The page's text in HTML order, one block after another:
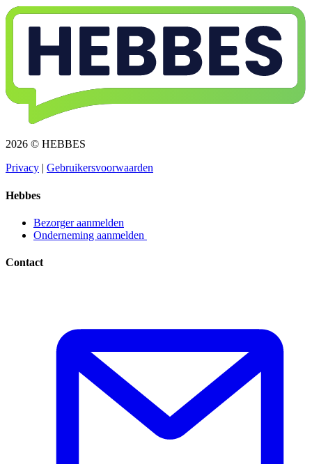
2026 © HEBBES
Privacy​​​​‌ ‍ ​‍​‍‌‍ ‌ ​‍‌‍‍‌‌‍‌ ‌‍‍‌‌‍ ‍​‍​‍​ ‍‍​‍​‍‌ ​ ‌‍​‌‌‍ ‍‌‍‍‌‌ ‌​‌ ‍‌​‍ ‍‌‍‍‌‌‍ ​‍​‍​‍ ​​‍​‍‌‍‍​‌ ​‍‌‍‌‌‌‍‌‍​‍​‍​ ‍‍​‍​‍‌‍‍​‌ ‌​‌ ‌​‌ ​​​ ‍‍​‍ ​‍ ‌‍ ​‌‍ ‌‍​ ‌‍​‌‌‍ ​‌‍‍​‌‍ ‌ ​ ‌ ‌​​ ‍‍​ ​ ​ ​ ​ ​ ​ ​ ​‍ ‌‍‍‌‌‍ ‍‌ ‌​‌‍‌‌‌‍ ‍‌ ‌​​‍ ‌‍‌‌‌‍‌​‌‍‍‌‌ ‌​​‍ ‌‍ ‌‌‍ ‌‍‌​‌‍‌‌​ ‌‌ ​​‌ ​‍‌‍‌‌‌ ​ ‌‍‌‌‌‍ ‍‌ ‌​‌‍​‌‌ ‌​‌‍‍‌‌‍ ‌‍ ‍​ ‍ ‌‍‍‌‌‍‌​​ ‌‌‍‌ ‌‍ ​‌‍ ‌‍​‍‌‍​‌‌‍ ​​ ‍ ‌ ‌​‌ ‍‌‌ ​​‌‍‌‌​ ‌‌‍‌ ‌‍ ​‌‍ ‌‍​‍‌‍​‌‌‍ ​​ ‍ ‌ ​​‌‍​‌‌ ‌​‌‍‍​​ ‌‌‍‌‍‌‍ ‌‍ ‌ ‌​‌‍‌‌‌ ​‍​‍ ‍‌‍ ​‌‍‌‌‌‍‌ ‌‍​‌‌‍ ​​‍‌‌​ ‌‌‌​​‍‌‌ ‌‍‍ ‌‍‌‌‌ ‍‌​‍‌‌​ ​ ‌​‌​​‍‌‌​ ​ ‌​‌​​‍‌‌​ ​‍​ ​‍​ ​‌​ ‍​‌‍‌‌​ ‌‍‌‍‌​‌‍‌‌‌‍‌‌​ ‌‍​ ​ ​ ‍‌​ ‌‌​ ‌​​‍‌‌​ ​‍​ ​‍​‍‌‌​ ‌‌‌​‌​​‍ ‍‌‍ ​‌‍​‌‌‍​‍‌‍‌‌‌‍ ​​ ‌‍​‍‌‍​‌‌ ​ ‌‍‌‌‌‌‌‌‌ ​‍‌‍ ​​ ‌‌‍‍​‌ ‌​‌ ‌​‌ ​​​‍‌‌​ ​ ‌​​‌​‍‌‌​ ​‍‌​‌‍​‍‌‌​ ​‍‌​‌‍‌‍ ​‌‍ ‌‍​ ‌‍​‌‌‍ ​‌‍‍​‌‍ ‌ ​ ‌ ‌​​‍‌‌​ ​ ‌​​‌​ ​ ​ ​ ​ ​ ​ ​ ​‍‌‍‌‍‍‌‌‍‌​​ ‌‌‍‌ ‌‍ ​‌‍ ‌‍​‍‌‍​‌‌‍ ​​‍‌‍‌ ‌​‌ ‍‌‌ ​​‌‍‌‌​ ‌‌‍‌ ‌‍ ​‌‍ ‌‍​‍‌‍​‌‌‍ ​​‍‌‍‌ ​​‌‍​‌‌ ‌​‌‍‍​​ ‌‌‍‌‍‌‍ ‌‍ ‌ ‌​‌‍‌‌‌ ​‍​‍ ‍‌‍ ​‌‍‌‌‌‍‌ ‌‍​‌‌‍ ​​‍‌‌​ ‌‌‌​​‍‌‌ ‌‍‍ ‌‍‌‌‌ ‍‌​‍‌‌​ ​ ‌​‌​​‍‌‌​ ​ ‌​‌​​‍‌‌​ ​‍​ ​‍​ ​‌​ ‍​‌‍‌‌​ ‌‍‌‍‌​‌‍‌‌‌‍‌‌​ ‌‍​ ​ ​ ‍‌​ ‌‌​ ‌​​‍‌‌​ ​‍​ ​‍​‍‌‌​ ‌‌‌​‌​​‍ ‍‌‍ ​‌‍​‌‌‍​‍‌‍‌‌‌‍ ​​‍‌‍‌ ​​‌‍‌‌‌ ​‍‌ ​ ‌ ​​‌‍‌‌‌‍​ ‌ ‌​‌‍‍‌‌ ‌‍‌‍‌‌​ ‌‌ ​​‌ ‌‌‌‍​‍‌‍ ​‌‍‍‌‌ ​ ‌‍‍​‌‍‌‌‌‍‌​​‍​‍‌ ‌ | Gebruikersvoorwaarden​​​​‌ ‍ ​‍​‍‌‍ ‌ ​‍‌‍‍‌‌‍‌ ‌‍‍‌‌‍ ‍​‍​‍​ ‍‍​‍​‍‌ ​ ‌‍​‌‌‍ ‍‌‍‍‌‌ ‌​‌ ‍‌​‍ ‍‌‍‍‌‌‍ ​‍​‍​‍ ​​‍​‍‌‍‍​‌ ​‍‌‍‌‌‌‍‌‍​‍​‍​ ‍‍​‍​‍‌‍‍​‌ ‌​‌ ‌​‌ ​​​ ‍‍​‍ ​‍ ‌‍ ​‌‍ ‌‍​ ‌‍​‌‌‍ ​‌‍‍​‌‍ ‌ ​ ‌ ‌​​ ‍‍​ ​ ​ ​ ​ ​ ​ ​ ​‍ ‌‍‍‌‌‍ ‍‌ ‌​‌‍‌‌‌‍ ‍‌ ‌​​‍ ‌‍‌‌‌‍‌​‌‍‍‌‌ ‌​​‍ ‌‍ ‌‌‍ ‌‍‌​‌‍‌‌​ ‌‌ ​​‌ ​‍‌‍‌‌‌ ​ ‌‍‌‌‌‍ ‍‌ ‌​‌‍​‌‌ ‌​‌‍‍‌‌‍ ‌‍ ‍​ ‍ ‌‍‍‌‌‍‌​​ ‌‌‍‌ ‌‍ ​‌‍ ‌‍​‍‌‍​‌‌‍ ​​ ‍ ‌ ‌​‌ ‍‌‌ ​​‌‍‌‌​ ‌‌‍‌ ‌‍ ​‌‍ ‌‍​‍‌‍​‌‌‍ ​​ ‍ ‌ ​​‌‍​‌‌ ‌​‌‍‍​​ ‌‌‍‌‍‌‍ ‌‍ ‌ ‌​‌‍‌‌‌ ​‍​‍ ‍‌‍ ​‌‍‌‌‌‍‌ ‌‍​‌‌‍ ​​‍‌‌​ ‌‌‌​​‍‌‌ ‌‍‍ ‌‍‌‌‌ ‍‌​‍‌‌​ ​ ‌​‌​​‍‌‌​ ​ ‌​‌​​‍‌‌​ ​‍​ ​‍​ ​​‌‍​ ‌‍‌‍​ ‌‍​ ‌​‌‍‌​​ ​ ‌‍‌‌​ ​ ​ ​‌​ ‍‌​ ​‍​‍‌‌​ ​‍​ ​‍​‍‌‌​ ‌‌‌​‌​​‍ ‍‌‍ ​‌‍​‌‌‍​‍‌‍‌‌‌‍ ​​ ‌‍​‍‌‍​‌‌ ​ ‌‍‌‌‌‌‌‌‌ ​‍‌‍ ​​ ‌‌‍‍​‌ ‌​‌ ‌​‌ ​​​‍‌‌​ ​ ‌​​‌​‍‌‌​ ​‍‌​‌‍​‍‌‌​ ​‍‌​‌‍‌‍ ​‌‍ ‌‍​ ‌‍​‌‌‍ ​‌‍‍​‌‍ ‌ ​ ‌ ‌​​‍‌‌​ ​ ‌​​‌​ ​ ​ ​ ​ ​ ​ ​ ​‍‌‍‌‍‍‌‌‍‌​​ ‌‌‍‌ ‌‍ ​‌‍ ‌‍​‍‌‍​‌‌‍ ​​‍‌‍‌ ‌​‌ ‍‌‌ ​​‌‍‌‌​ ‌‌‍‌ ‌‍ ​‌‍ ‌‍​‍‌‍​‌‌‍ ​​‍‌‍‌ ​​‌‍​‌‌ ‌​‌‍‍​​ ‌‌‍‌‍‌‍ ‌‍ ‌ ‌​‌‍‌‌‌ ​‍​‍ ‍‌‍ ​‌‍‌‌‌‍‌ ‌‍​‌‌‍ ​​‍‌‌​ ‌‌‌​​‍‌‌ ‌‍‍ ‌‍‌‌‌ ‍‌​‍‌‌​ ​ ‌​‌​​‍‌‌​ ​ ‌​‌​​‍‌‌​ ​‍​ ​‍​ ​​‌‍​ ‌‍‌‍​ ‌‍​ ‌​‌‍‌​​ ​ ‌‍‌‌​ ​ ​ ​‌​ ‍‌​ ​‍​‍‌‌​ ​‍​ ​‍​‍‌‌​ ‌‌‌​‌​​‍ ‍‌‍ ​‌‍​‌‌‍​‍‌‍‌‌‌‍ ​​‍‌‍‌ ​​‌‍‌‌‌ ​‍‌ ​ ‌ ​​‌‍‌‌‌‍​ ‌ ‌​‌‍‍‌‌ ‌‍‌‍‌‌​ ‌‌ ​​‌ ‌‌‌‍​‍‌‍ ​‌‍‍‌‌ ​ ‌‍‍​‌‍‌‌‌‍‌​​‍​‍‌ ‌
Hebbes
Bezorger aanmelden​​​​‌ ‍ ​‍​‍‌‍ ‌ ​‍‌‍‍‌‌‍‌ ‌‍‍‌‌‍ ‍​‍​‍​ ‍‍​‍​‍‌ ​ ‌‍​‌‌‍ ‍‌‍‍‌‌ ‌​‌ ‍‌​‍ ‍‌‍‍‌‌‍ ​‍​‍​‍ ​​‍​‍‌‍‍​‌ ​‍‌‍‌‌‌‍‌‍​‍​‍​ ‍‍​‍​‍‌‍‍​‌ ‌​‌ ‌​‌ ​​​ ‍‍​‍ ​‍ ‌‍ ​‌‍ ‌‍​ ‌‍​‌‌‍ ​‌‍‍​‌‍ ‌ ​ ‌ ‌​​ ‍‍​ ​ ​ ​ ​ ​ ​ ​ ​‍ ‌‍‍‌‌‍ ‍‌ ‌​‌‍‌‌‌‍ ‍‌ ‌​​‍ ‌‍‌‌‌‍‌​‌‍‍‌‌ ‌​​‍ ‌‍ ‌‌‍ ‌‍‌​‌‍‌‌​ ‌‌ ​​‌ ​‍‌‍‌‌‌ ​ ‌‍‌‌‌‍ ‍‌ ‌​‌‍​‌‌ ‌​‌‍‍‌‌‍ ‌‍ ‍​ ‍ ‌‍‍‌‌‍‌​​ ‌‌‍‌ ‌‍ ​‌‍ ‌‍​‍‌‍​‌‌‍ ​​ ‍ ‌ ‌​‌ ‍‌‌ ​​‌‍‌‌​ ‌‌‍‌ ‌‍ ​‌‍ ‌‍​‍‌‍​‌‌‍ ​​ ‍ ‌ ​​‌‍​‌‌ ‌​‌‍‍​​ ‌‌‍‌‍‌‍ ‌‍ ‌ ‌​‌‍‌‌‌ ​‍​‍ ‍‌ ​​‌‍​‌‌‍‌ ‌‍‌‌‌ ​ ​‍‌‌​ ‌‌‌​​‍‌‌ ‌‍‍ ‌‍‌‌‌ ‍‌​‍‌‌​ ​ ‌​‌​​‍‌‌​ ​ ‌​‌​​‍‌‌​ ​‍​ ​‍​ ‌ ​ ​‌‌‍​‍‌‍​ ​ ‌‌​ ‌ ​ ​‌​ ​‍​ ‌​​ ​​‌‍‌‌​ ‍‌​‍‌‌​ ​‍​ ​‍​‍‌‌​ ‌‌‌​‌​​‍ ‍‌‍ ​‌‍​‌‌‍​‍‌‍‌‌‌‍ ​​ ‌‍​‍‌‍​‌‌ ​ ‌‍‌‌‌‌‌‌‌ ​‍‌‍ ​​ ‌‌‍‍​‌ ‌​‌ ‌​‌ ​​​‍‌‌​ ​ ‌​​‌​‍‌‌​ ​‍‌​‌‍​‍‌‌​ ​‍‌​‌‍‌‍ ​‌‍ ‌‍​ ‌‍​‌‌‍ ​‌‍‍​‌‍ ‌ ​ ‌ ‌​​‍‌‌​ ​ ‌​​‌​ ​ ​ ​ ​ ​ ​ ​ ​‍‌‍‌‍‍‌‌‍‌​​ ‌‌‍‌ ‌‍ ​‌‍ ‌‍​‍‌‍​‌‌‍ ​​‍‌‍‌ ‌​‌ ‍‌‌ ​​‌‍‌‌​ ‌‌‍‌ ‌‍ ​‌‍ ‌‍​‍‌‍​‌‌‍ ​​‍‌‍‌ ​​‌‍​‌‌ ‌​‌‍‍​​ ‌‌‍‌‍‌‍ ‌‍ ‌ ‌​‌‍‌‌‌ ​‍​‍ ‍‌ ​​‌‍​‌‌‍‌ ‌‍‌‌‌ ​ ​‍‌‌​ ‌‌‌​​‍‌‌ ‌‍‍ ‌‍‌‌‌ ‍‌​‍‌‌​ ​ ‌​‌​​‍‌‌​ ​ ‌​‌​​‍‌‌​ ​‍​ ​‍​ ‌ ​ ​‌‌‍​‍‌‍​ ​ ‌‌​ ‌ ​ ​‌​ ​‍​ ‌​​ ​​‌‍‌‌​ ‍‌​‍‌‌​ ​‍​ ​‍​‍‌‌​ ‌‌‌​‌​​‍ ‍‌‍ ​‌‍​‌‌‍​‍‌‍‌‌‌‍ ​​‍‌‍‌ ​​‌‍‌‌‌ ​‍‌ ​ ‌ ​​‌‍‌‌‌‍​ ‌ ‌​‌‍‍‌‌ ‌‍‌‍‌‌​ ‌‌ ​​‌ ‌‌‌‍​‍‌‍ ​‌‍‍‌‌ ​ ‌‍‍​‌‍‌‌‌‍‌​​‍​‍‌ ‌
Onderneming aanmelden ​​​​‌ ‍ ​‍​‍‌‍ ‌ ​‍‌‍‍‌‌‍‌ ‌‍‍‌‌‍ ‍​‍​‍​ ‍‍​‍​‍‌ ​ ‌‍​‌‌‍ ‍‌‍‍‌‌ ‌​‌ ‍‌​‍ ‍‌‍‍‌‌‍ ​‍​‍​‍ ​​‍​‍‌‍‍​‌ ​‍‌‍‌‌‌‍‌‍​‍​‍​ ‍‍​‍​‍‌‍‍​‌ ‌​‌ ‌​‌ ​​​ ‍‍​‍ ​‍ ‌‍ ​‌‍ ‌‍​ ‌‍​‌‌‍ ​‌‍‍​‌‍ ‌ ​ ‌ ‌​​ ‍‍​ ​ ​ ​ ​ ​ ​ ​ ​‍ ‌‍‍‌‌‍ ‍‌ ‌​‌‍‌‌‌‍ ‍‌ ‌​​‍ ‌‍‌‌‌‍‌​‌‍‍‌‌ ‌​​‍ ‌‍ ‌‌‍ ‌‍‌​‌‍‌‌​ ‌‌ ​​‌ ​‍‌‍‌‌‌ ​ ‌‍‌‌‌‍ ‍‌ ‌​‌‍​‌‌ ‌​‌‍‍‌‌‍ ‌‍ ‍​ ‍ ‌‍‍‌‌‍‌​​ ‌‌‍‌ ‌‍ ​‌‍ ‌‍​‍‌‍​‌‌‍ ​​ ‍ ‌ ‌​‌ ‍‌‌ ​​‌‍‌‌​ ‌‌‍‌ ‌‍ ​‌‍ ‌‍​‍‌‍​‌‌‍ ​​ ‍ ‌ ​​‌‍​‌‌ ‌​‌‍‍​​ ‌‌‍‌‍‌‍ ‌‍ ‌ ‌​‌‍‌‌‌ ​‍​‍ ‍‌ ​​‌‍​‌‌‍‌ ‌‍‌‌‌ ​ ​‍‌‌​ ‌‌‌​​‍‌‌ ‌‍‍ ‌‍‌‌‌ ‍‌​‍‌‌​ ​ ‌​‌​​‍‌‌​ ​ ‌​‌​​‍‌‌​ ​‍​ ​‍​ ‌ ​ ‌ ​ ‍‌​ ​ ​ ​‌‌‍​ ‌‍​‌​ ‌‍​ ​‌‌‍​‍​ ‌‍‌‍​ ​‍‌‌​ ​‍​ ​‍​‍‌‌​ ‌‌‌​‌​​‍ ‍‌‍ ​‌‍​‌‌‍​‍‌‍‌‌‌‍ ​​ ‌‍​‍‌‍​‌‌ ​ ‌‍‌‌‌‌‌‌‌ ​‍‌‍ ​​ ‌‌‍‍​‌ ‌​‌ ‌​‌ ​​​‍‌‌​ ​ ‌​​‌​‍‌‌​ ​‍‌​‌‍​‍‌‌​ ​‍‌​‌‍‌‍ ​‌‍ ‌‍​ ‌‍​‌‌‍ ​‌‍‍​‌‍ ‌ ​ ‌ ‌​​‍‌‌​ ​ ‌​​‌​ ​ ​ ​ ​ ​ ​ ​ ​‍‌‍‌‍‍‌‌‍‌​​ ‌‌‍‌ ‌‍ ​‌‍ ‌‍​‍‌‍​‌‌‍ ​​‍‌‍‌ ‌​‌ ‍‌‌ ​​‌‍‌‌​ ‌‌‍‌ ‌‍ ​‌‍ ‌‍​‍‌‍​‌‌‍ ​​‍‌‍‌ ​​‌‍​‌‌ ‌​‌‍‍​​ ‌‌‍‌‍‌‍ ‌‍ ‌ ‌​‌‍‌‌‌ ​‍​‍ ‍‌ ​​‌‍​‌‌‍‌ ‌‍‌‌‌ ​ ​‍‌‌​ ‌‌‌​​‍‌‌ ‌‍‍ ‌‍‌‌‌ ‍‌​‍‌‌​ ​ ‌​‌​​‍‌‌​ ​ ‌​‌​​‍‌‌​ ​‍​ ​‍​ ‌ ​ ‌ ​ ‍‌​ ​ ​ ​‌‌‍​ ‌‍​‌​ ‌‍​ ​‌‌‍​‍​ ‌‍‌‍​ ​‍‌‌​ ​‍​ ​‍​‍‌‌​ ‌‌‌​‌​​‍ ‍‌‍ ​‌‍​‌‌‍​‍‌‍‌‌‌‍ ​​‍‌‍‌ ​​‌‍‌‌‌ ​‍‌ ​ ‌ ​​‌‍‌‌‌‍​ ‌ ‌​‌‍‍‌‌ ‌‍‌‍‌‌​ ‌‌ ​​‌ ‌‌‌‍​‍‌‍ ​‌‍‍‌‌ ​ ‌‍‍​‌‍‌‌‌‍‌​​‍​‍‌ ‌
Contact